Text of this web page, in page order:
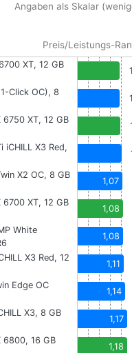
Angaben als Skalar
Preis/Leistungs-
XT, 12 GB
Click OC), 8
6750 XT, 12 GB
iCHILL X3 Red,
X2 OC, 8 GB
1,07
6700 XT, 12 GB
1,08
White
1,08
X3 Red, 12
1,11
Edge OC
1,14
X3, 8 GB
1,17
6800, 16 GB
1,18